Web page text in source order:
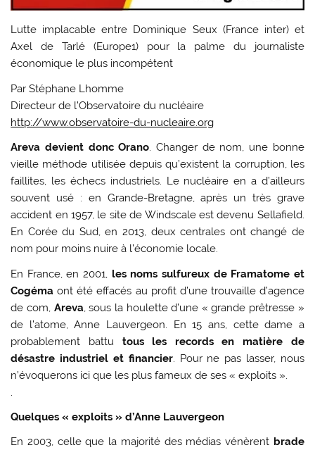
Lutte implacable entre Dominique Seux (France inter) et
Axel de Tarlé (Europe1) pour la palme du journaliste
économique le plus incompétent
Par Stéphane Lhomme
Directeur de l’Observatoire du nucléaire
http://www.observatoire-du-nucleaire.org
Areva devient donc Orano. Changer de nom, une bonne
vieille méthode utilisée depuis qu’existent la corruption, les
faillites, les échecs industriels. Le nucléaire en a d’ailleurs
souvent usé : en Grande-Bretagne, après un très grave
accident en 1957, le site de Windscale est devenu Sellafield.
En Corée du Sud, en 2013, deux centrales ont changé de
nom pour moins nuire à l’économie locale.
En France, en 2001, les noms sulfureux de Framatome et
Cogémaont été effacés au profit d’une trouvaille d’agence
de com, Areva, sous la houlette d’une « grande prêtresse »
de l’atome, Anne Lauvergeon. En 15 ans, cette dame a
probablement battu tous les records en matière de
désastre industriel et financier. Pour ne pas lasser, nous
n’évoquerons ici que les plus fameux de ses « exploits ».
.
Quelques « exploits » d’Anne Lauvergeon
En 2003, celle que la majorité des médias vénèrent brade